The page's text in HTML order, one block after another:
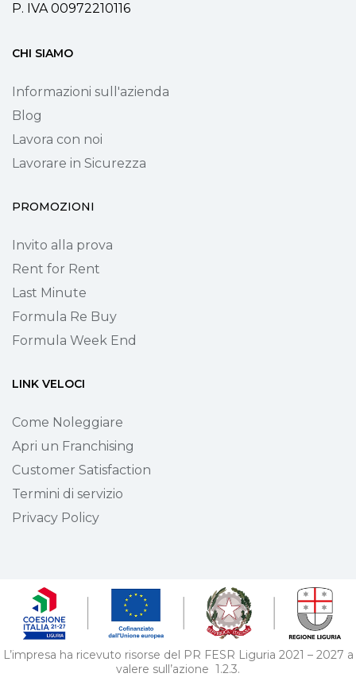
P. IVA 00972210116
CHI SIAMO
Informazioni sull'azienda
Blog
Lavora con noi
Lavorare in Sicurezza
PROMOZIONI
Invito alla prova
Rent for Rent
Last Minute
Formula Re Buy
Formula Week End
LINK VELOCI
Come Noleggiare
Apri un Franchising
Customer Satisfaction
Termini di servizio
Privacy Policy
L’impresa ha ricevuto risorse del PR FESR Liguria 2021 – 2027 a
valere sull’azione 1.2.3.